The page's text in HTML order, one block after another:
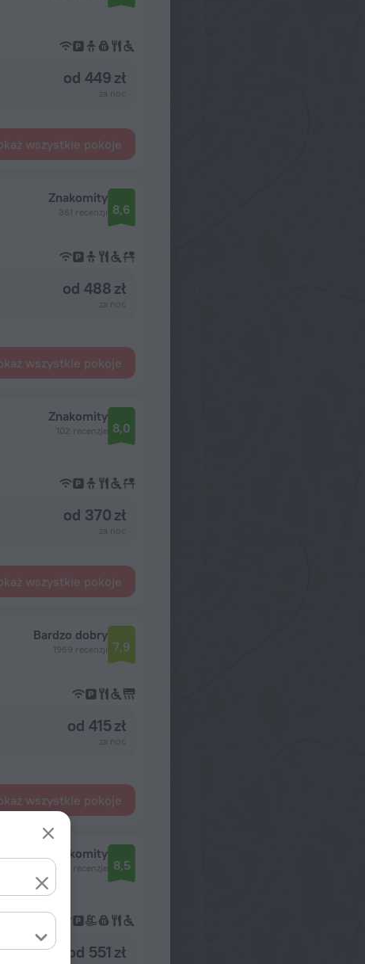
od 449 zł
wszystkie pokoje
Znakomity
361 recenzji 8,6
od 488 zł
wszystkie pokoje
Znakomity
102 recenzje 8,0
od 370 zł
wszystkie pokoje
Bardzo dobry
1969 recenzji 7,9
od 415 zł
wszystkie pokoje
Znakomity
1973 recenzje 8,5
od 551 zł